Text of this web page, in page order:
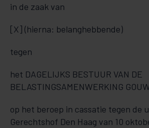
in de zaak van
[X] (hierna: belanghebbende)
tegen
het DAGELIJKS BESTUUR VAN DE
BELASTINGSAMENWERKING
op het beroep in cassatie tegen de
Gerechtshof Den Haag van 10